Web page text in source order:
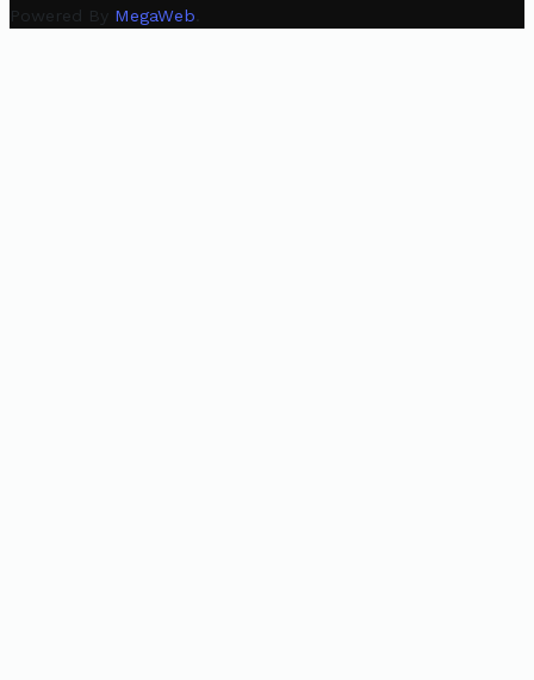
Powered By MegaWeb